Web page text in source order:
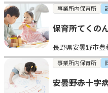
事業所内保育所
保育所てくの
長野県安曇野市豊
事業所内保育所
安曇野赤十字